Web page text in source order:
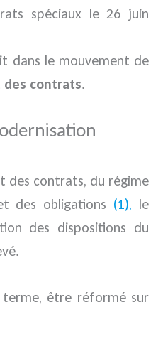
spéciaux le 26 juin
dans le mouvement de
contrats.
des contrats, du régime
des obligations (1), le
des dispositions du
être réformé sur